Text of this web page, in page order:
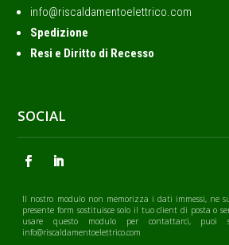
info@riscaldamentoelettrico.com
Spedizione
Resi e Diritto di Recesso
SOCIAL
Il nostro modulo non memorizza i dati immessi, ne
presente form sostituisce solo il tuo client di posta o
usare questo modulo per contattarci, puoi
info@riscaldamentoelettrico.com